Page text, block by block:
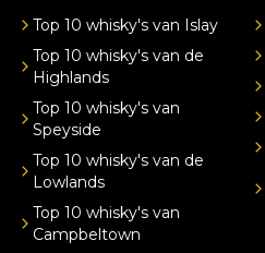
Top 10 whisky's van Islay
Top 10 whisky's van de
Highlands
Top 10 whisky's van
Speyside
Top 10 whisky's van de
Lowlands
Top 10 whisky's van
Campbeltown